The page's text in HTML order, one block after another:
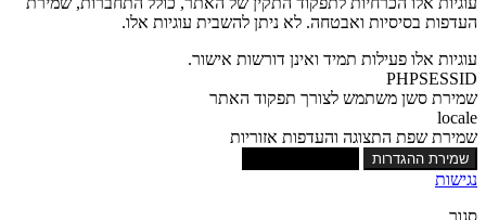
העדפות בסיסיות ואבטחה. לא ניתן להשבית עוגיות אלו.
עוגיות אלו פעילות תמיד ואינן דורשות אישור.
PHPSESSID
שמירת סשן משתמש לצורך תפקוד האתר
locale
שמירת שפת התצוגה והעדפות אזוריות
שמירת ההגדרות
נגישות